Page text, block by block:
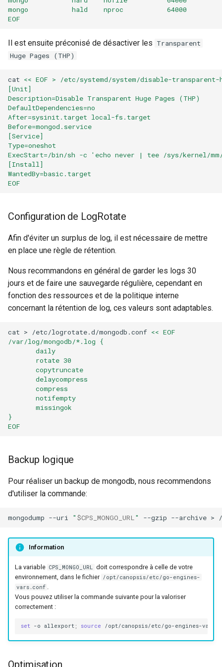
r
h
webhook dans le webhook
LLMs
Modèles de commentaires
Modèles de widget
Rôles
Studio Templates
Utilisateurs
mongo           hald    nproc           64000
EOF
Il est ensuite préconisé de désactiver les Transparent
Huge Pages (THP)
cat << EOF > /etc/systemd/system/disable-transparent-
[Unit]
Description=Disable Transparent Huge Pages (THP)
DefaultDependencies=no
After=sysinit.target local-fs.target
Before=mongod.service
[Service]
Type=oneshot
ExecStart=/bin/sh -c 'echo never | tee /sys/kernel/
[Install]
WantedBy=basic.target
EOF
Configuration de LogRotate
Afin d'éviter un surplus de log, il est nécessaire de mettre
en place une règle de rétention.
Nous recommandons en général de garder les logs 30
jours et de faire une sauvegarde régulière, cependant en
fonction des ressources et de la politique interne
concernant la rétention de log, ces valeurs sont adaptables.
cat > /etc/logrotate.d/mongodb.conf << EOF
/var/log/mongodb/*.log {
       daily
       rotate 30
       copytruncate
       delaycompress
       compress
       notifempty
       missingok
}
EOF
Backup logique
Pour réaliser un backup de mongodb, nous recommendons
d'utiliser la commande:
mongodump --uri " $CPS_MONGO_URL " --gzip --archive >
Information
La variable CPS_MONGO_URL doit correspondre à celle de votre
environnement, dans le fichier /opt/canopsis/etc/go-engines-
vars.conf .
Vous pouvez utiliser la commande suivante pour la valoriser
correctement :
set -o allexport ; source
Optimisation